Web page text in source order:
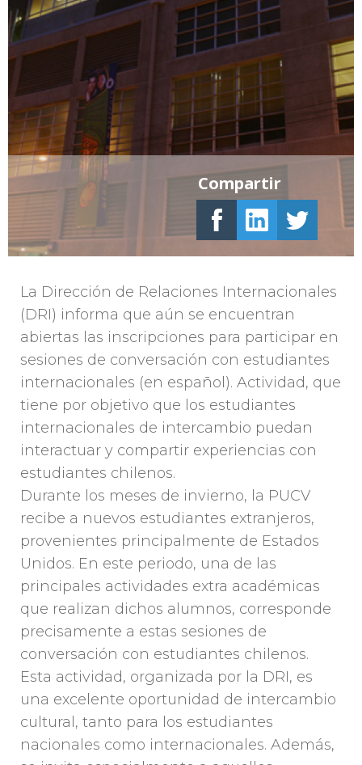
La Dirección de Relaciones Internacionales
(DRI) informa que aún se encuentran
abiertas las inscripciones para participar en
sesiones de conversación con estudiantes
internacionales (en español). Actividad, que
tiene por objetivo que los estudiantes
internacionales de intercambio puedan
interactuar y compartir experiencias con
estudiantes chilenos.
Durante los meses de invierno, la PUCV
recibe a nuevos estudiantes extranjeros,
provenientes principalmente de Estados
Unidos. En este periodo, una de las
principales actividades extra académicas
que realizan dichos alumnos, corresponde
precisamente a estas sesiones de
conversación con estudiantes chilenos.
Esta actividad, organizada por la DRI, es
una excelente oportunidad de intercambio
cultural, tanto para los estudiantes
nacionales como internacionales. Además,
Compartir